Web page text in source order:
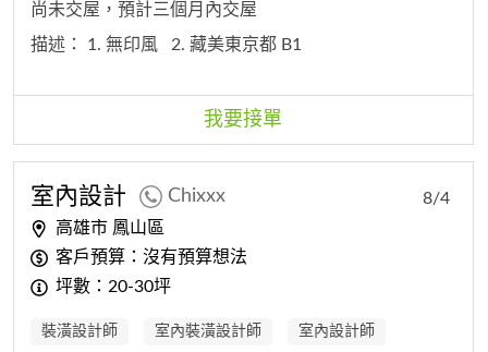
尚未交屋，預計三個月內交屋
描述： 1. 無印風 2. 藏美東京都 B1
我要接單
室內設計 Chixxx
高雄市 鳳山區
客戶預算：沒有預算想法
坪數：20-30坪
8/4
裝潢設計師 室內裝潢設計師 室內設計師